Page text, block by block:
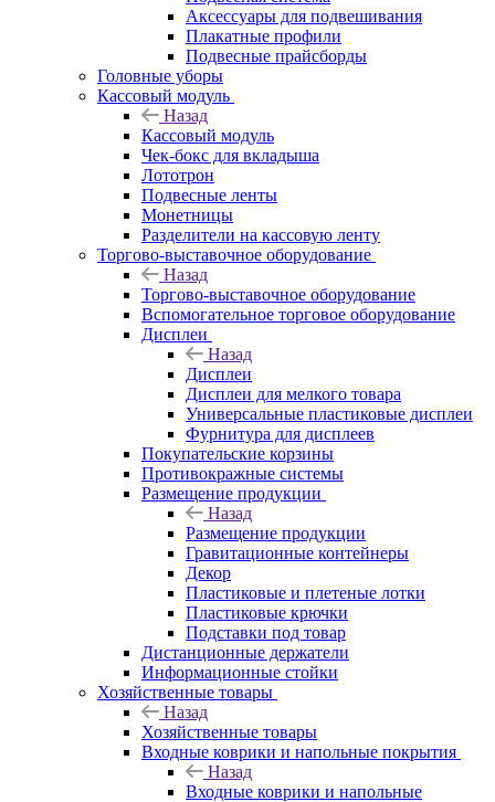
Аксессуары для подвешивания
Плакатные профили
Подвесные прайсборды
Головные уборы
Кассовый модуль
Назад
Кассовый модуль
Чек-бокс для вкладыша
Лототрон
Подвесные ленты
Монетницы
Разделители на кассовую ленту
Торгово-выставочное оборудование
Назад
Торгово-выставочное оборудование
Вспомогательное торговое оборудование
Дисплеи
Назад
Дисплеи
Дисплеи для мелкого товара
Универсальные пластиковые дисплеи
Фурнитура для дисплеев
Покупательские корзины
Противокражные системы
Размещение продукции
Назад
Размещение продукции
Гравитационные контейнеры
Декор
Пластиковые и плетеные лотки
Пластиковые крючки
Подставки под товар
Дистанционные держатели
Информационные стойки
Хозяйственные товары
Назад
Хозяйственные товары
Входные коврики и напольные покрытия
Назад
Входные коврики и напольные